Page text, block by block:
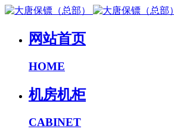
网站首页
HOME
机房机柜
CABINET